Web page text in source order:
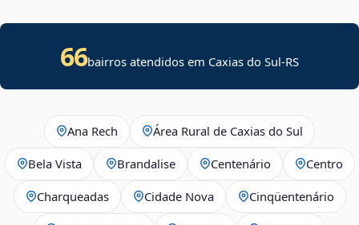
66bairros atendidos em Caxias do Sul-RS
Ana Rech Área Rural de Caxias do Sul
Bela Vista Brandalise Centenário Centro
Charqueadas Cidade Nova Cinqüentenário